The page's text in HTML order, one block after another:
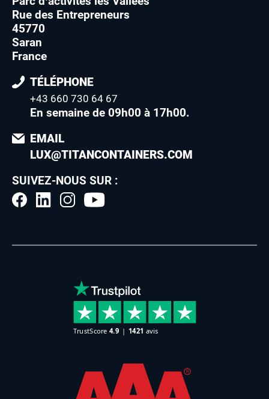
Rue des Entrepreneurs
45770
Saran
France
TÉLÉPHONE
+43 660 730 64 67
En semaine de 09h00 à 17h00.
EMAIL
LUX@TITANCONTAINERS.COM
SUIVEZ-NOUS SUR :